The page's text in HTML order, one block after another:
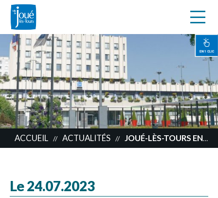
Aller
contenu
principal
EN 1 CLIC
ACCUEIL // ACTUALITÉS // JOUÉ-LÈS-TOURS EN DEUIL
Le 24.07.2023